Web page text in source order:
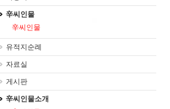
辛씨인물
辛씨인물
유적지순례
자료실
게시판
辛씨인물소개